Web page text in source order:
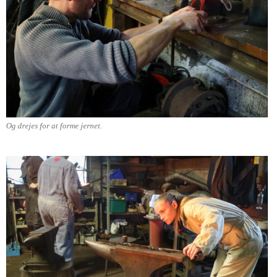
Og drejes for at forme jernet.